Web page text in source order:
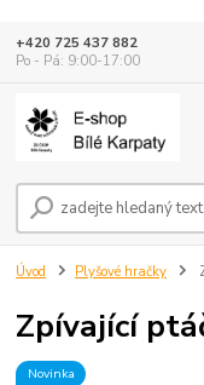
+420 725 437 882
Po - Pá: 9:00-17:00
Úvod Plyšové hračky
Zpívající
Novinka